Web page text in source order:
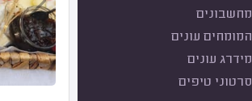
מחשבונים
המומחים עונים
מידרג עונים
סרטוני טיפים